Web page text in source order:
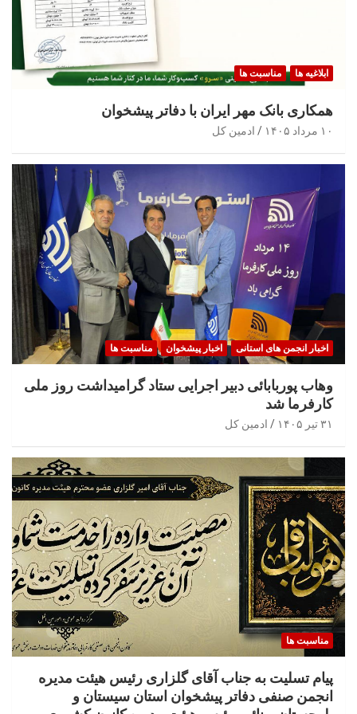
ابلاغیه ها مناسبت ها
همکاری بانک مهر ایران با دفاتر پیشخوان
۱۰ مرداد ۱۴۰۵ ادمین کل
اخبار انجمن های استانی اخبار پیشخوان مناسبت ها
وهاب پوربابائی دبیر اجرایی ستاد گرامیداشت روز ملی
کارفرما شد
۳۱ تیر ۱۴۰۵ ادمین کل
مناسبت ها
پیام تسلیت به جناب آقای گلزاری رئیس هیئت مدیره
انجمن صنفی دفاتر پیشخوان استان سیستان و